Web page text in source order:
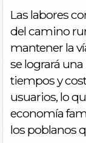
Las labores
del camino
mantener la
se logrará
tiempos y
usuarios, lo
economía
los poblanos